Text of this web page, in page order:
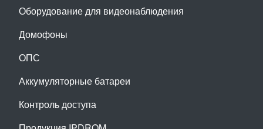
Оборудование для видеонаблюдения
Домофоны
ОПС
Аккумуляторные батареи
Контроль доступа